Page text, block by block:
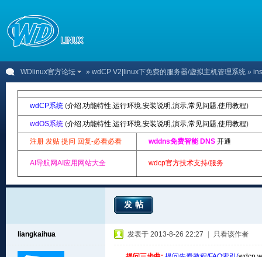
WDlinux官方论坛 » wdCP V2|linux下免费的服务器/虚拟主机管理系统 »
wdCP系统 (介绍,功能特性,运行环境,安装说明 ,演示,常见问题,使用教程)
wdOS系统 (介绍,功能特性,运行环境,安装说明 ,演示,常见问题,使用教程)
注册 发贴 提问 回复-必看必看 wddns免费智能 DNS 开通
AI导航网AI应用网站大全 wdcp官方技术支持/服务
发帖
liangkaihua 发表于 2013-8-26 22:27 只看该作者